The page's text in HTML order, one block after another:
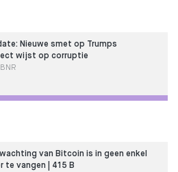
Nieuwe smet op Trumps
wijst op corruptie
van Bitcoin is in geen enkel
te vangen | 415 B